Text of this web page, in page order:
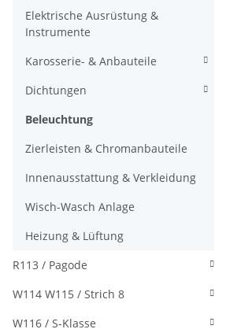
Elektrische Ausrüstung &
Instrumente
Karosserie- & Anbauteile
Dichtungen
Beleuchtung
Zierleisten & Chromanbauteile
Innenausstattung & Verkleidung
Wisch-Wasch Anlage
Heizung & Lüftung
R113 / Pagode
W114 W115 / Strich 8
W116 / S-Klasse